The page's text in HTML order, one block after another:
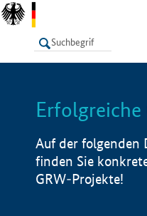
LISTE
Auf der folgenden
finden Sie
GRW-Projekte!